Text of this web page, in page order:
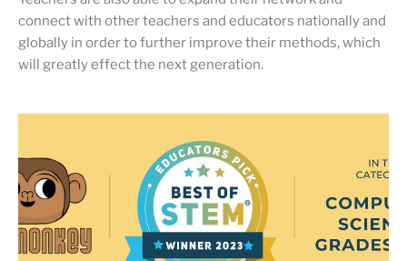
connect with other teachers and educators nationally and
globally in order to further improve their methods, which
will greatly effect the next generation.